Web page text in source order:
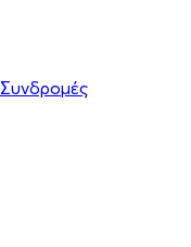
Συνδρομές